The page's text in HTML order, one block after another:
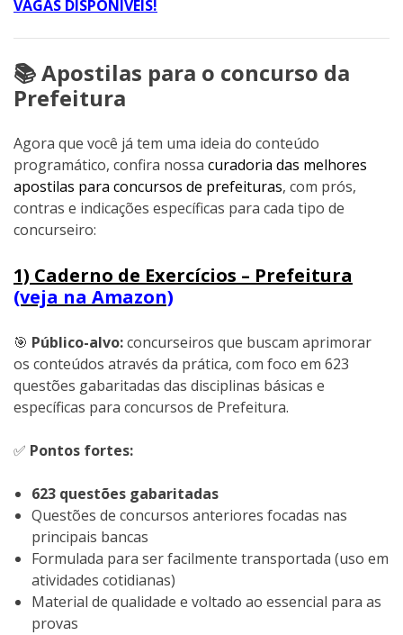
VAGAS DISPONÍVEIS!
📚 Apostilas para o concurso da
Prefeitura
Agora que você já tem uma ideia do conteúdo
programático, confira nossa curadoria das melhores
apostilas para concursos de prefeituras, com prós,
contras e indicações específicas para cada tipo de
concurseiro:
1) Caderno de Exercícios – Prefeitura
(veja na Amazon)
🎯 Público-alvo:concurseiros que buscam aprimorar
os conteúdos através da prática, com foco em 623
questões gabaritadas das disciplinas básicas e
específicas para concursos de Prefeitura.
✅ Pontos fortes:
623 questões gabaritadas
Questões de concursos anteriores focadas nas
principais bancas
Formulada para ser facilmente transportada (uso em
atividades cotidianas)
Material de qualidade e voltado ao essencial para as
provas